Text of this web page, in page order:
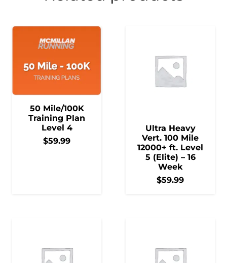
50 Mile/100K
Training Plan
Level 4
$59.99
Ultra Heavy
Vert. 100 Mile
12000+ ft. Level
5 (Elite) – 16
Week
$59.99